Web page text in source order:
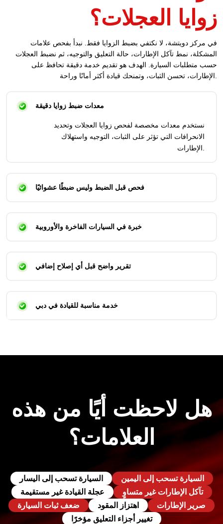
زوايا العجلات؟
في مركز دويتشة، لا نكتفي بضبط الزوايا فقط. نبدأ بفحص علامات
المشكلة، نمط تآكل الإطارات، حالة التعليق والتوجيه، ثم نضبط العجلات
حسب متطلبات السيارة. الهدف هو تقديم خدمة دقيقة تحافظ على
الإطارات، تحسن الثبات، وتمنحك قيادة أكثر أمانًا وراحة.
معدات ضبط زوايا دقيقة
نستخدم معدات مخصصة لفحص زوايا العجلات وتحديد
الانحرافات التي تؤثر على الثبات، التوجيه واستهلاك
الإطارات.
فحص قبل الضبط وليس ضبطًا عشوائيًا
خبرة في السيارات الفاخرة والأوروبية
تقرير واضح قبل أي إصلاح إضافي
خدمة مناسبة للقيادة في دبي
هل لاحظت أيًا من هذه
العلامات؟
السيارة تسحب إلى اليمين
السيارة تسحب إلى اليسار
تآكل الإطارات غير متساوٍ
عجلة القيادة غير مستقيمة
صرير الإطارات
اهتزاز المقود
ضعف ثبات السيارة
تغيير أجزاء التعليق مؤخرًا